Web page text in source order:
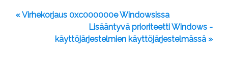
« Virhekorjaus 0xc000000e Windowsissa
Lisääntyvä prioriteetti Windows -
käyttöjärjestelmien käyttöjärjestelmässä »